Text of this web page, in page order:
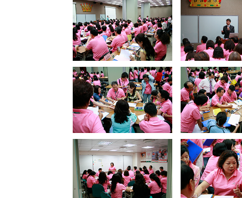
財務資訊
競賽獎勵
MDRT專刊
金融友善服務措施
好康報報